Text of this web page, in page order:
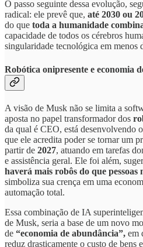
O passo seguinte dessa evolução,
radical: ele prevê que, até 2030 ou
do que toda a humanidade
capacidade de todos os cérebros
singularidade tecnológica em menos
Robótica onipresente e economia
A visão de Musk não se limita a
aposta no papel transformador dos
da qual é CEO, está desenvolvendo
que ele acredita poder se tornar um
partir de 2027, atuando em tarefas
e assistência geral. Ele foi além,
haverá mais robôs do que pessoas
simboliza sua crença em uma
automação total.
Essa combinação de IA
de Musk, seria a base de um novo
de “economia de abundância”, em
reduz drasticamente o custo de bens